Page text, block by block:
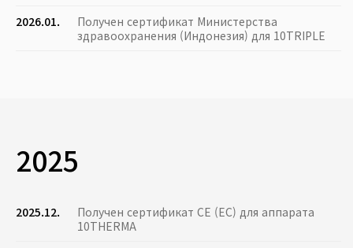
2026.01.
Получен сертификат Министерства
здравоохранения (Индонезия) для 10TRIPLE
2025
2025.12.
Получен сертификат CE (ЕС) для аппарата
10THERMA